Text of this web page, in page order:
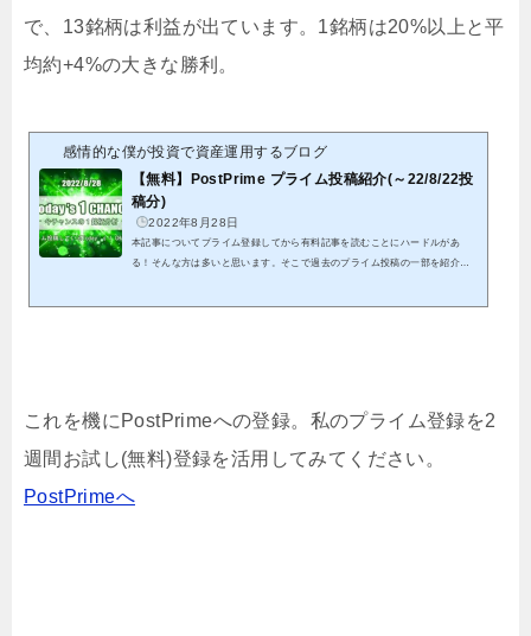
で、13銘柄は利益が出ています。1銘柄は20%以上と平
均約+4%の大きな勝利。
感情的な僕が投資で資産運用するブログ
【無料】PostPrime プライム投稿紹介(～22/8/22投
稿分)
2022年8月28日
本記事についてプライム登録してから有料記事を読むことにハードルがあ
る！そんな方は多いと思います。そこで過去のプライム投稿の一部を紹介致
これを機にPostPrimeへの登録。私のプライム登録を2
週間お試し(無料)登録を活用してみてください。
PostPrimeへ